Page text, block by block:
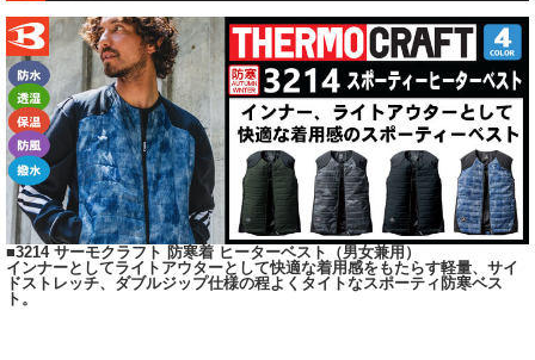
■3214 サーモクラフト 防寒着 ヒーターベスト（男女兼用）
インナーとしてライトアウターとして快適な着用感をもたらす軽量、サイ
ドストレッチ、ダブルジップ仕様の程よくタイトなスポーティ防寒ベス
ト。